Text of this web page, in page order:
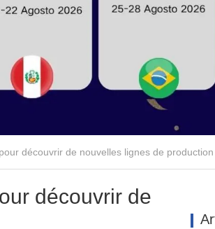
découvrir de nouvelles lignes de production
découvrir de